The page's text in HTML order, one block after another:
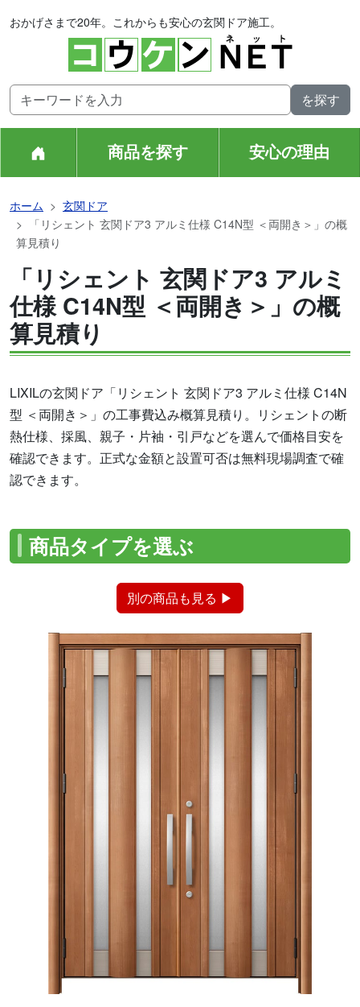
おかげさまで20年。これからも安心の玄関ドア施工。
商品を探す 安心の理由
ホーム
玄関ドア
「リシェント 玄関ドア3 アルミ仕様 C14N型 ＜両開き＞」の概
算見積り
「リシェント 玄関ドア3 アルミ
仕様 C14N型 ＜両開き＞」の概
算見積り
LIXILの玄関ドア「リシェント 玄関ドア3 アルミ仕様 C14N
型 ＜両開き＞」の工事費込み概算見積り。リシェントの断
熱仕様、採風、親子・片袖・引戸などを選んで価格目安を
確認できます。正式な金額と設置可否は無料現場調査で確
認できます。
商品タイプを選ぶ
別の商品も見る ▶